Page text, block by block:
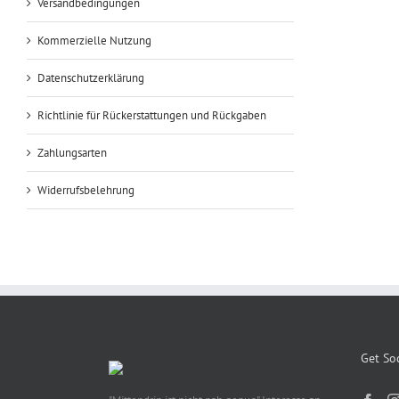
Versandbedingungen
Kommerzielle Nutzung
Datenschutzerklärung
Richtlinie für Rückerstattungen und Rückgaben
Zahlungsarten
Widerrufsbelehrung
Get